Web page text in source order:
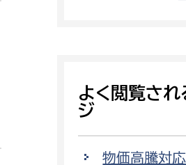
よく閲覧され
ジ
物価高騰対